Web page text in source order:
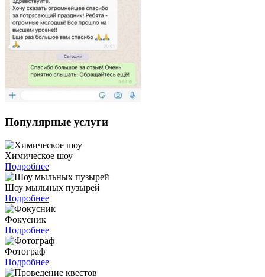
Популярные услуги
Химическое шоу
Подробнее
Шоу мыльных пузырей
Подробнее
Фокусник
Подробнее
Фотограф
Подробнее